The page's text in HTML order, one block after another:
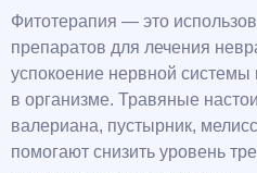
Фитотерапия — это
препаратов для лечения
успокоение нервной
в организме. Травяные
валериана, пустырник,
помогают снизить уровень